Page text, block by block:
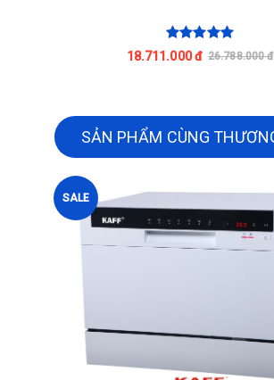
18.711.000 đ 26.788.000 đ
SẢN PHẨM CÙNG
SALE